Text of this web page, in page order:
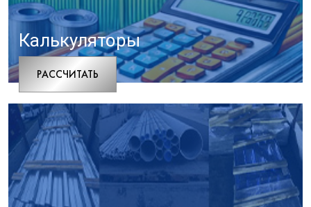
Калькуляторы
РАCСЧИТАТЬ